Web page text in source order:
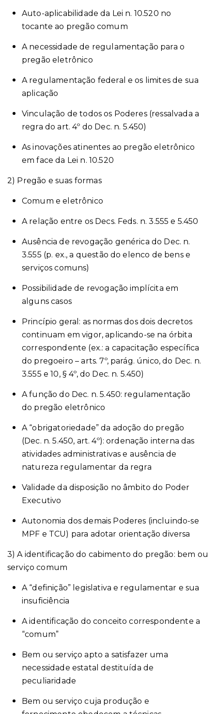
Auto-aplicabilidade da Lei n. 10.520 no
tocante ao pregão comum
A necessidade de regulamentação para o
pregão eletrônico
A regulamentação federal e os limites de sua
aplicação
Vinculação de todos os Poderes (ressalvada a
regra do art. 4º do Dec. n. 5.450)
As inovações atinentes ao pregão eletrônico
em face da Lei n. 10.520
2) Pregão e suas formas
Comum e eletrônico
A relação entre os Decs. Feds. n. 3.555 e 5.450
Ausência de revogação genérica do Dec. n.
3.555 (p. ex., a questão do elenco de bens e
serviços comuns)
Possibilidade de revogação implícita em
alguns casos
Princípio geral: as normas dos dois decretos
continuam em vigor, aplicando-se na órbita
correspondente (ex.: a capacitação específica
do pregoeiro – arts. 7º, parág. único, do Dec. n.
3.555 e 10, § 4º, do Dec. n. 5.450)
A função do Dec. n. 5.450: regulamentação
do pregão eletrônico
A “obrigatoriedade” da adoção do pregão
(Dec. n. 5.450, art. 4º): ordenação interna das
atividades administrativas e ausência de
natureza regulamentar da regra
Validade da disposição no âmbito do Poder
Executivo
Autonomia dos demais Poderes (incluindo-se
MPF e TCU) para adotar orientação diversa
3) A identificação do cabimento do pregão: bem ou
serviço comum
A “definição” legislativa e regulamentar e sua
insuficiência
A identificação do conceito correspondente a
“comum”
Bem ou serviço apto a satisfazer uma
necessidade estatal destituída de
peculiaridade
Bem ou serviço cuja produção e